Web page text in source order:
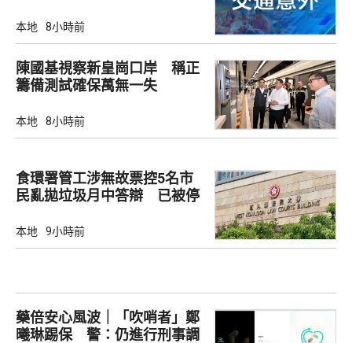
本地 8小時前
陳國基視察新皇崗口岸 稱正
籌備測試確保萬無一失
本地 8小時前
食環署管工涉無故票控5名市
民亂拋垃圾月中答辯 已被停
本地 9小時前
藥倍安心風波｜「吹哨者」鄭
曦琳踢保 警：仍進行刑事調